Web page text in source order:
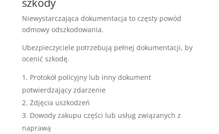
Niewystarczająca dokumentacja to częsty powód
odmowy odszkodowania.
Ubezpieczyciele potrzebują pełnej dokumentacji, by
ocenić szkodę.
Protokół policyjny lub inny dokument
potwierdzający zdarzenie
Zdjęcia uszkodzeń
Dowody zakupu części lub usług związanych z
naprawą